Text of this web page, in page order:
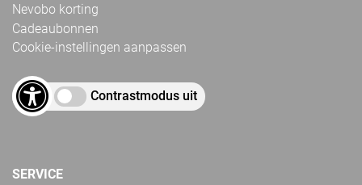
Nevobo korting
Cadeaubonnen
Cookie-instellingen aanpassen
Contrastmodus uit
SERVICE